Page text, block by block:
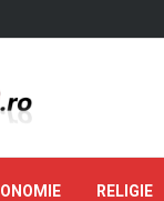
RELIGIE